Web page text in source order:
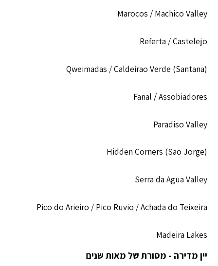
Marocos / Machico Valley
Referta / Castelejo
Qweimadas / Caldeirao Verde (Santana)
Fanal / Assobiadores
Paradiso Valley
Hidden Corners (Sao Jorge)
Serra da Agua Valley
Pico do Arieiro / Pico Ruvio / Achada do Teixeira
Madeira Lakes
יין מדירה - מסורת של מאות שנים